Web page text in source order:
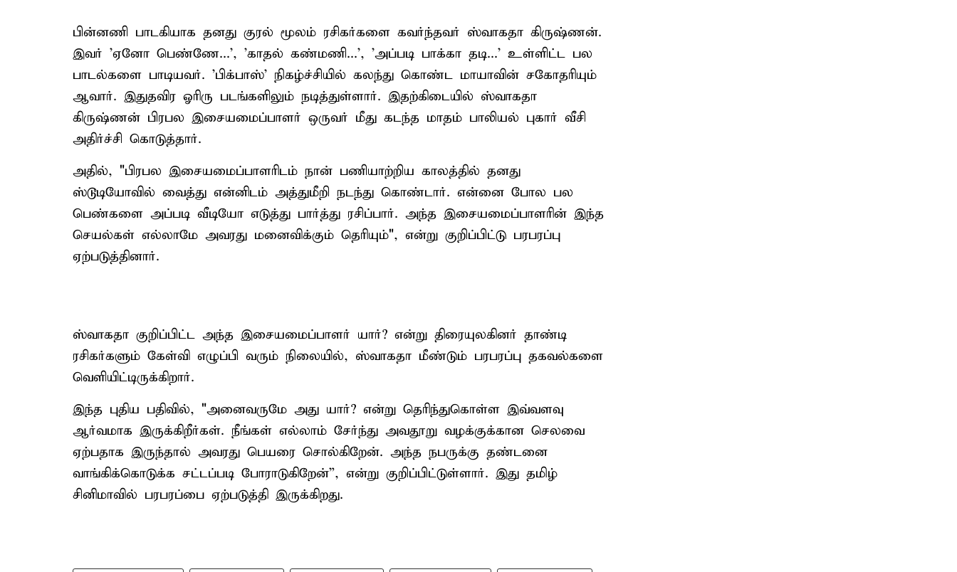
பின்னணி பாடகியாக தனது குரல் மூலம் ரசிகர்களை கவர்ந்தவர் ஸ்வாகதா கிருஷ்ணன்.
இவர் 'ஏனோ பெண்ணே...', 'காதல் கண்மணி...', 'அப்படி பாக்கா தடி...' உள்ளிட்ட பல
பாடல்களை பாடியவர். 'பிக்பாஸ்' நிகழ்ச்சியில் கலந்து கொண்ட மாயாவின் சகோதரியும்
ஆவார். இதுதவிர ஓரிரு படங்களிலும் நடித்துள்ளார். இதற்கிடையில் ஸ்வாகதா
கிருஷ்ணன் பிரபல இசையமைப்பாளர் ஒருவர் மீது கடந்த மாதம் பாலியல் புகார் வீசி
அதிர்ச்சி கொடுத்தார்.
அதில், "பிரபல இசையமைப்பாளரிடம் நான் பணியாற்றிய காலத்தில் தனது
ஸ்டூடியோவில் வைத்து என்னிடம் அத்துமீறி நடந்து கொண்டார். என்னை போல பல
பெண்களை அப்படி வீடியோ எடுத்து பார்த்து ரசிப்பார். அந்த இசையமைப்பாளரின் இந்த
செயல்கள் எல்லாமே அவரது மனைவிக்கும் தெரியும்", என்று குறிப்பிட்டு பரபரப்பு
ஏற்படுத்தினார்.
ஸ்வாகதா குறிப்பிட்ட அந்த இசையமைப்பாளர் யார்? என்று திரையுலகினர் தாண்டி
ரசிகர்களும் கேள்வி எழுப்பி வரும் நிலையில், ஸ்வாகதா மீண்டும் பரபரப்பு தகவல்களை
வெளியிட்டிருக்கிறார்.
இந்த புதிய பதிவில், "அனைவருமே அது யார்? என்று தெரிந்துகொள்ள இவ்வளவு
ஆர்வமாக இருக்கிறீர்கள். நீங்கள் எல்லாம் சேர்ந்து அவதூறு வழக்குக்கான செலவை
ஏற்பதாக இருந்தால் அவரது பெயரை சொல்கிறேன். அந்த நபருக்கு தண்டனை
வாங்கிக்கொடுக்க சட்டப்படி போராடுகிறேன்”, என்று குறிப்பிட்டுள்ளார். இது தமிழ்
சினிமாவில் பரபரப்பை ஏற்படுத்தி இருக்கிறது.